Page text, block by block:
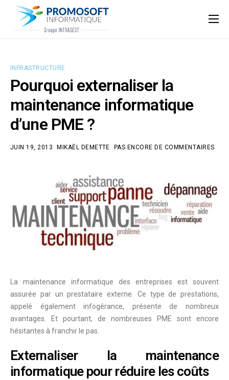
Qui sommes-nous ?
Nos ressources
Support
INFRASTRUCTURE
Pourquoi externaliser la
maintenance informatique
d’une PME ?
JUIN 19, 2013 MIKAËL DEMETTE PAS ENCORE DE COMMENTAIRES
La maintenance informatique des entreprises est souvent
assurée par un prestataire externe. Ce type de prestations,
appelé également infogérance, présente de nombreux
avantages. Et pourtant, de nombreuses PME sont encore
hésitantes à franchir le pas.
Externaliser la maintenance
informatique pour réduire les coûts